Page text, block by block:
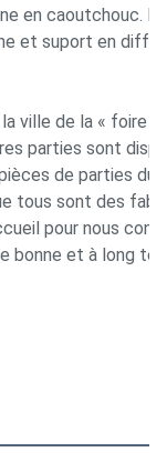
en caoutchouc.
et suport en
ville de la « foire
parties sont
de parties
tous sont des
pour nous
bonne et à long